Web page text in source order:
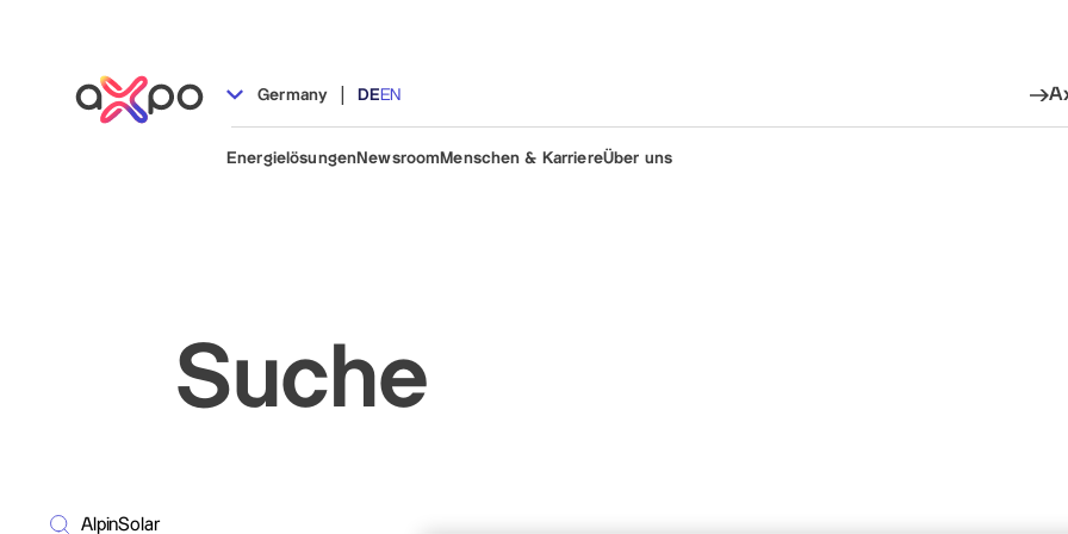
Germany | DE EN
EnergielösungenNewsroom Menschen & KarriereÜber uns
Suche